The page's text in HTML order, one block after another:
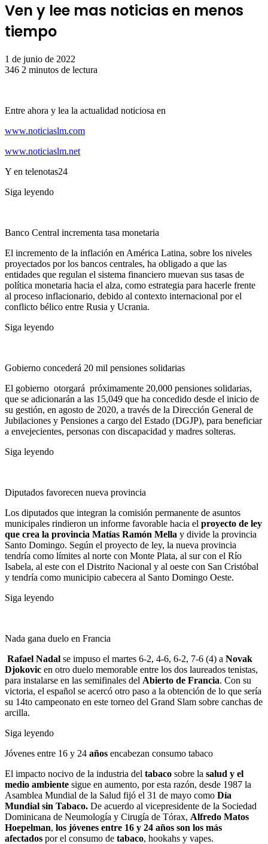
Ven y lee mas noticias en menos
tiempo
1 de junio de 2022
346 2 minutos de lectura
Entre ahora y lea la actualidad noticiosa en
www.noticiaslm.com
www.noticiaslm.net
Y en telenotas24
Siga leyendo
Banco Central incrementa tasa monetaria
El incremento de la inflación en América Latina, sobre los niveles
proyectados por los bancos centrales, ha obligado a que las
entidades que regulan el sistema financiero muevan sus tasas de
política monetaria hacia el alza, como estrategia para hacerle frente
al proceso inflacionario, debido al contexto internacional por el
conflicto bélico entre Rusia y Ucrania.
Siga leyendo
Gobierno concederá 20 mil pensiones solidarias
El gobierno otorgará próximamente 20,000 pensiones solidarias,
que se adicionarán a las 15,049 que ha concedido desde el inicio de
su gestión, en agosto de 2020, a través de la Dirección General de
Jubilaciones y Pensiones a cargo del Estado (DGJP), para beneficiar
a envejecientes, personas con discapacidad y madres solteras.
Siga leyendo
Diputados favorecen nueva provincia
Los diputados que integran la comisión permanente de asuntos
municipales rindieron un informe favorable hacia el proyecto de ley
que crea la provincia Matías Ramón Mella y divide la provincia
Santo Domingo. Según el proyecto de ley, la nueva provincia
tendría como límites al norte con Monte Plata, al sur con el Río
Isabela, al este con el Distrito Nacional y al oeste con San Cristóbal
y tendría como municipio cabecera al Santo Domingo Oeste.
Siga leyendo
Nada gana duelo en Francia
Rafael Nadal se impuso el martes 6-2, 4-6, 6-2, 7-6 (4) a Novak
Djokovic en otro duelo memorable entre los dos laureados tenistas,
para instalarse en las semifinales del Abierto de Francia. Con su
victoria, el español se acercó otro paso a la obtención de lo que sería
su 14to campeonato en este torneo del Grand Slam sobre canchas de
arcilla.
Siga leyendo
Jóvenes entre 16 y 24 años encabezan consumo tabaco
El impacto nocivo de la industria del tabaco sobre la salud y el
medio ambiente sigue en aumento, por esta razón, desde 1987 la
Asamblea Mundial de la Salud fijó el 31 de mayo como Día
Mundial sin Tabaco. De acuerdo al vicepresidente de la Sociedad
Dominicana de Neumología y Cirugía de Tórax, Alfredo Matos
Hoepelman, los jóvenes entre 16 y 24 años son los más
afectados por el consumo de tabaco, hookahs y vapes.